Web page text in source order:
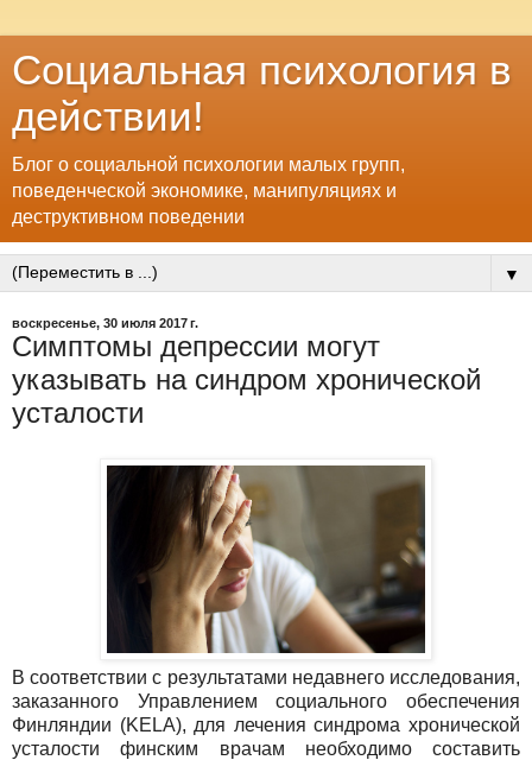
Социальная психология в
действии!
Блог о социальной психологии малых групп,
поведенческой экономике, манипуляциях и
деструктивном поведении
▼
воскресенье, 30 июля 2017 г.
Симптомы депрессии могут
указывать на синдром хронической
усталости
В соответствии с результатами недавнего исследования,
заказанного Управлением социального обеспечения
Финляндии (KELA), для лечения синдрома хронической
усталости финским врачам необходимо составить